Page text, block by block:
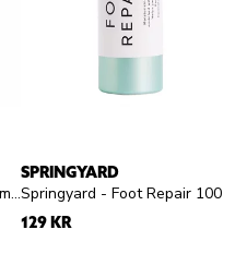
Springyard - Foot Spray 100ml - Fotspray
SPRINGYARD
129 KR